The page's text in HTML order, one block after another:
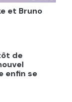
et Bruno
de
enfin se